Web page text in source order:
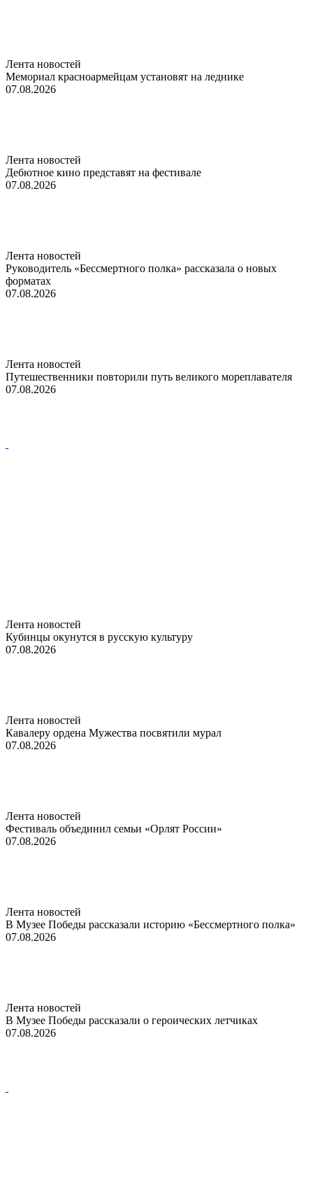
Лента новостей
Мемориал красноармейцам установят на леднике
07.08.2026
Лента новостей
Дебютное кино представят на фестивале
07.08.2026
Лента новостей
Руководитель «Бессмертного полка» рассказала о новых
форматах
07.08.2026
Лента новостей
Путешественники повторили путь великого мореплавателя
07.08.2026
Лента новостей
Кубинцы окунутся в русскую культуру
07.08.2026
Лента новостей
Кавалеру ордена Мужества посвятили мурал
07.08.2026
Лента новостей
Фестиваль объединил семьи «Орлят России»
07.08.2026
Лента новостей
В Музее Победы рассказали историю «Бессмертного полка»
07.08.2026
Лента новостей
В Музее Победы рассказали о героических летчиках
07.08.2026